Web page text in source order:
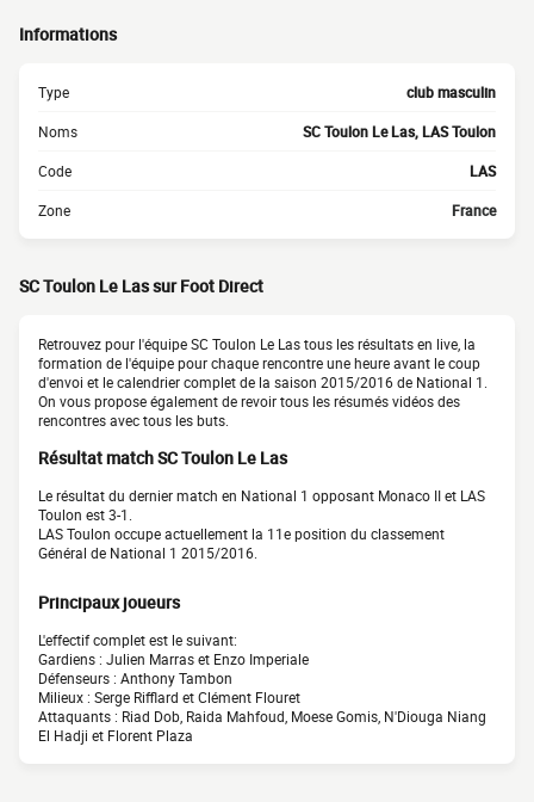
Informations
Type club masculin
Noms SC Toulon Le Las, LAS Toulon
Code LAS
Zone France
SC Toulon Le Las sur Foot Direct
Retrouvez pour l'équipe SC Toulon Le Las tous les résultats en live, la
formation de l'équipe pour chaque rencontre une heure avant le coup
d'envoi et le calendrier complet de la saison 2015/2016 de National 1.
On vous propose également de revoir tous les résumés vidéos des
rencontres avec tous les buts.
Résultat match SC Toulon Le Las
Le résultat du dernier match en National 1 opposant Monaco II et LAS
Toulon est 3-1.
LAS Toulon occupe actuellement la 11e position du classement
Général de National 1 2015/2016.
Principaux joueurs
L'effectif complet est le suivant:
Gardiens : Julien Marras et Enzo Imperiale
Défenseurs : Anthony Tambon
Milieux : Serge Rifflard et Clément Flouret
Attaquants : Riad Dob, Raida Mahfoud, Moese Gomis, N'Diouga Niang
El Hadji et Florent Plaza